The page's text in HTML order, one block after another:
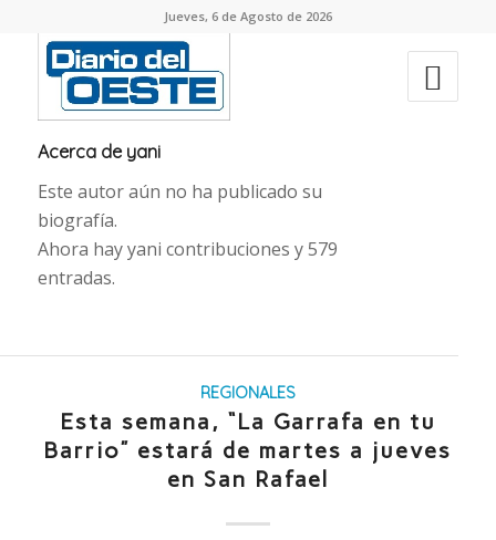
Jueves, 6 de Agosto de 2026
Acerca de yani
Este autor aún no ha publicado su
biografía.
Ahora hayyani contribuciones y 579
entradas.
REGIONALES
Esta semana, “La Garrafa en tu
Barrio” estará de martes a jueves
en San Rafael